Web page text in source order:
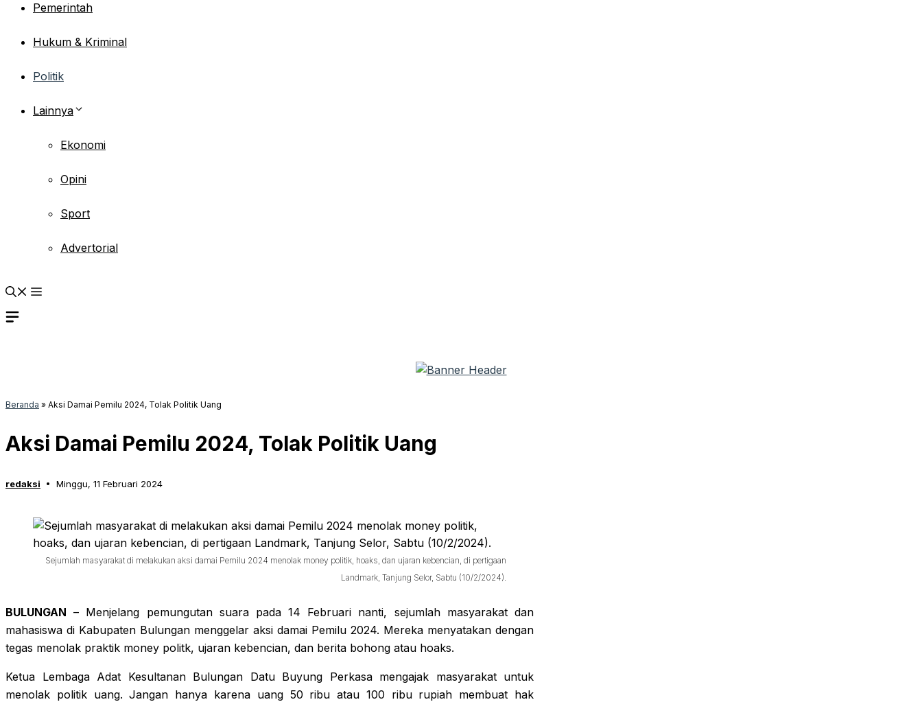
Pemerintah
Hukum & Kriminal
Politik
Lainnya
Ekonomi
Opini
Sport
Advertorial
Beranda » Aksi Damai Pemilu 2024, Tolak Politik Uang
Aksi Damai Pemilu 2024, Tolak Politik Uang
redaksi Minggu, 11 Februari 2024
Sejumlah masyarakat di melakukan aksi damai Pemilu 2024 menolak money politik, hoaks, dan ujaran kebencian, di pertigaan
Landmark, Tanjung Selor, Sabtu (10/2/2024).
BULUNGAN – Menjelang pemungutan suara pada 14 Februari nanti, sejumlah masyarakat dan
mahasiswa di Kabupaten Bulungan menggelar aksi damai Pemilu 2024. Mereka menyatakan dengan
tegas menolak praktik money politk, ujaran kebencian, dan berita bohong atau hoaks.
Ketua Lembaga Adat Kesultanan Bulungan Datu Buyung Perkasa mengajak masyarakat untuk
menolak politik uang. Jangan hanya karena uang 50 ribu atau 100 ribu rupiah membuat hak